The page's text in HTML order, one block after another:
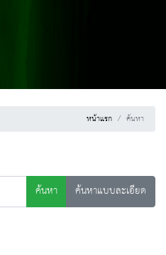
หน้าแรก ค้นหา
ค้นหา
ค้นหาแบบละเอียด